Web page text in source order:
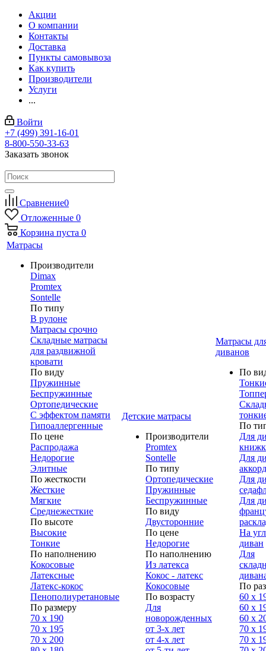
Акции
О компании
Контакты
Доставка
Пункты самовывоза
Как купить
Производители
Услуги
...
Войти
+7 (499) 391-16-01
8-800-550-33-63
Заказать звонок
Сравнение0
Отложенные 0
Корзина пуста 0
Матрасы
Производители
Dimax
Promtex
Sontelle
По типу
В рулоне
Матрасы срочно
Складные матрасы
для раздвижной
кровати
По виду
Пружинные
Беспружинные
Ортопедические
С эффектом памяти
Гипоаллергенные
По цене
Распродажа
Недорогие
Элитные
По жесткости
Жесткие
Мягкие
Среднежесткие
По высоте
Высокие
Тонкие
По наполнению
Кокосовые
Латексные
Латекс-кокос
Пенополиуретановые
По размеру
70 х 190
70 х 195
70 х 200
Детские матрасы
Производители
Promtex
Sontelle
По типу
Ортопедические
Пружинные
Беспружинные
По виду
Двусторонние
По цене
Недорогие
По наполнению
Из латекса
Кокос - латекс
Кокосовые
По возрасту
Для
новорожденных
от 3-х лет
от 4-х лет
Матрасы
диванов
По
По
Для
Для
Для
Для
На
диван
Для
По
60 х
60 х
60 х
70 x
70 х